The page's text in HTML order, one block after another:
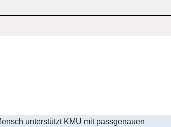
unterstützt KMU mit passgenauen